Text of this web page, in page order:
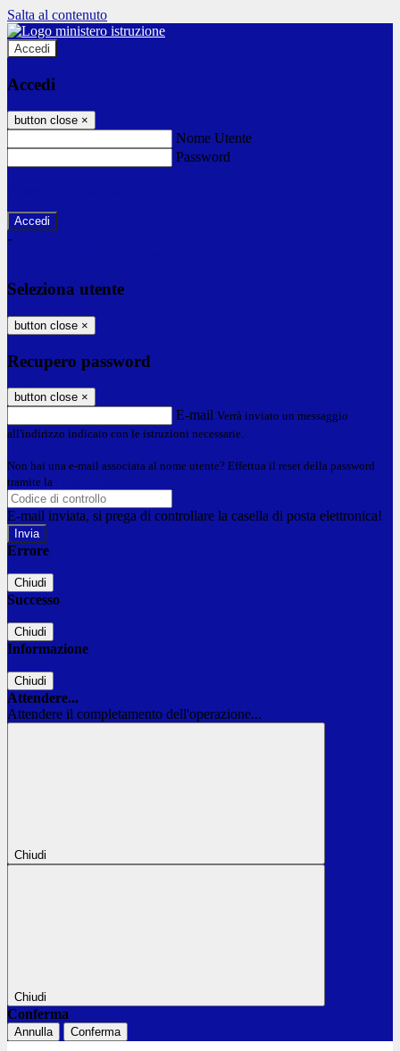
Salta al contenuto
Accedi
Accedi
button close ×
Nome Utente
Password
-
Seleziona utente
button close ×
Recupero password
button close ×
E-mail Verrà inviato un messaggio
all'indirizzo indicato con le istruzioni necessarie.
Non hai una e-mail associata al nome utente? Effettua il reset della password
tramite la
E-mail inviata, si prega di controllare la casella di posta elettronica!
Errore
Chiudi
Successo
Chiudi
Informazione
Chiudi
Attendere...
Attendere il completamento dell'operazione...
Chiudi
Chiudi
Conferma
Annulla Conferma